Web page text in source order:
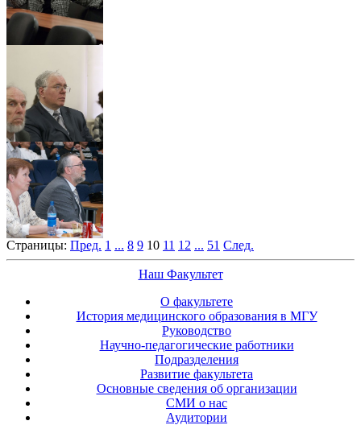
Страницы: Пред. 1 ... 8 9 10 11 12 ... 51 След.
Наш Факультет
О факультете
История медицинского образования в МГУ
Руководство
Научно-педагогические работники
Подразделения
Развитие факультета
Основные сведения об организации
СМИ о нас
Аудитории